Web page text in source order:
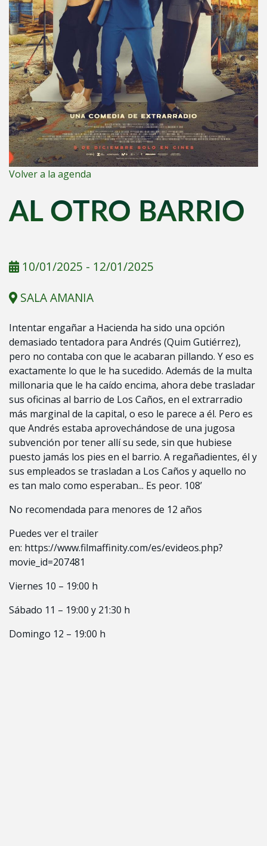
Volver a la agenda
AL OTRO BARRIO
10/01/2025 - 12/01/2025
SALA AMANIA
Intentar engañar a Hacienda ha sido una opción
demasiado tentadora para Andrés (Quim Gutiérrez),
pero no contaba con que le acabaran pillando. Y eso es
exactamente lo que le ha sucedido. Además de la multa
millonaria que le ha caído encima, ahora debe trasladar
sus oficinas al barrio de Los Caños, en el extrarradio
más marginal de la capital, o eso le parece a él. Pero es
que Andrés estaba aprovechándose de una jugosa
subvención por tener allí su sede, sin que hubiese
puesto jamás los pies en el barrio. A regañadientes, él y
sus empleados se trasladan a Los Caños y aquello no
es tan malo como esperaban... Es peor. 108’
No recomendada para menores de 12 años
Puedes ver el trailer
en: https://www.filmaffinity.com/es/evideos.php?
movie_id=207481
Viernes 10 – 19:00 h
Sábado 11 – 19:00 y 21:30 h
Domingo 12 – 19:00 h